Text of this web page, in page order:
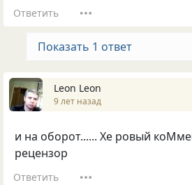
Ответить
Показать 1 ответ
Leon Leon
9 лет назад
и на оборот...... Хе ровый
рецензор
Ответить